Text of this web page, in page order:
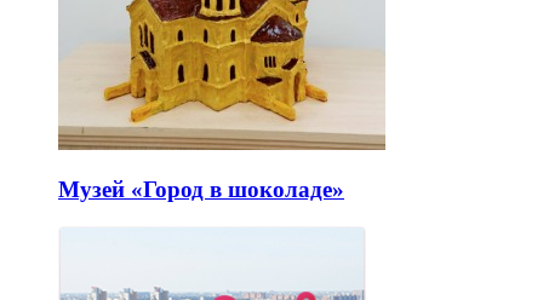
Музей «Город в шоколаде»